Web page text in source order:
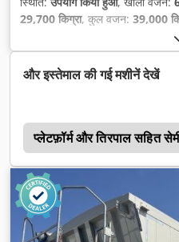
29,700 किग्रा, कुल वजन: 39,000
और इस्तेमाल की गई मशीनें देखें
प्लेटफ़ॉर्म और तिरपाल सहित